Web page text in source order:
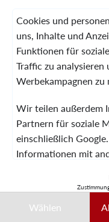
DIE MARKE
©
Cookies und
uns, Inhalte und
Funktionen für
Traffic zu analysieren
Werbekampagnen zu
Wir teilen außerdem
Partnern für soziale
einschließlich
Informationen mit
Ihrer Nutzung ihrer
Diese Daten können
Wählen